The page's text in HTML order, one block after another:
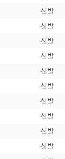
신발
신발
신발
신발
신발
신발
신발
신발
신발
신발